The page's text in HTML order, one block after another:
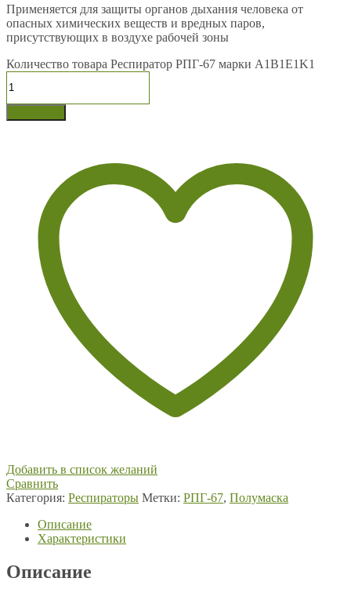
Применяется для защиты органов дыхания человека от
опасных химических веществ и вредных паров,
присутствующих в воздухе рабочей зоны
Количество товара Респиратор РПГ-67 марки A1B1E1K1
Добавить в список желаний
Сравнить
Категория: Респираторы Метки: РПГ-67, Полумаска
Описание
Характеристики
Описание